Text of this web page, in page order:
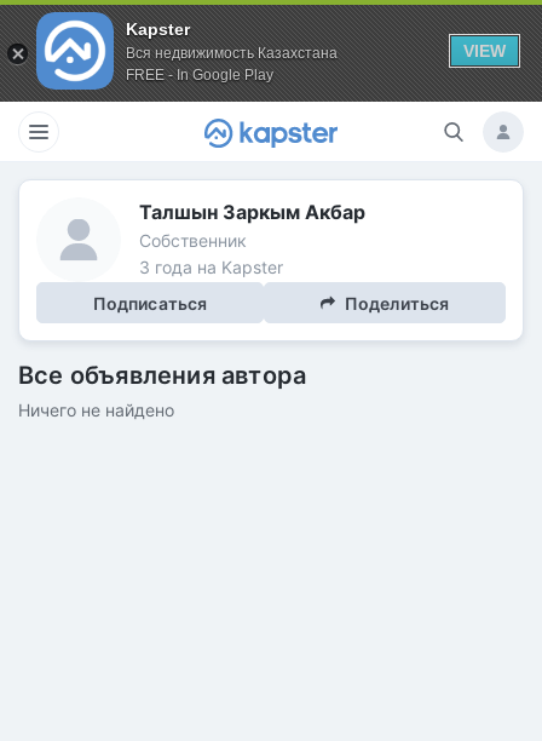
Kapster
Вся недвижимость Казахстана
FREE - In Google Play
VIEW
Талшын Заркым Акбар
Собственник
3 года на Kapster
Подписаться
Поделиться
Все объявления автора
Ничего не найдено